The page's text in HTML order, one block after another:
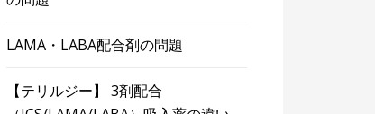
LAMA・LABA配合剤の問題
【テリルジー】 3剤配合